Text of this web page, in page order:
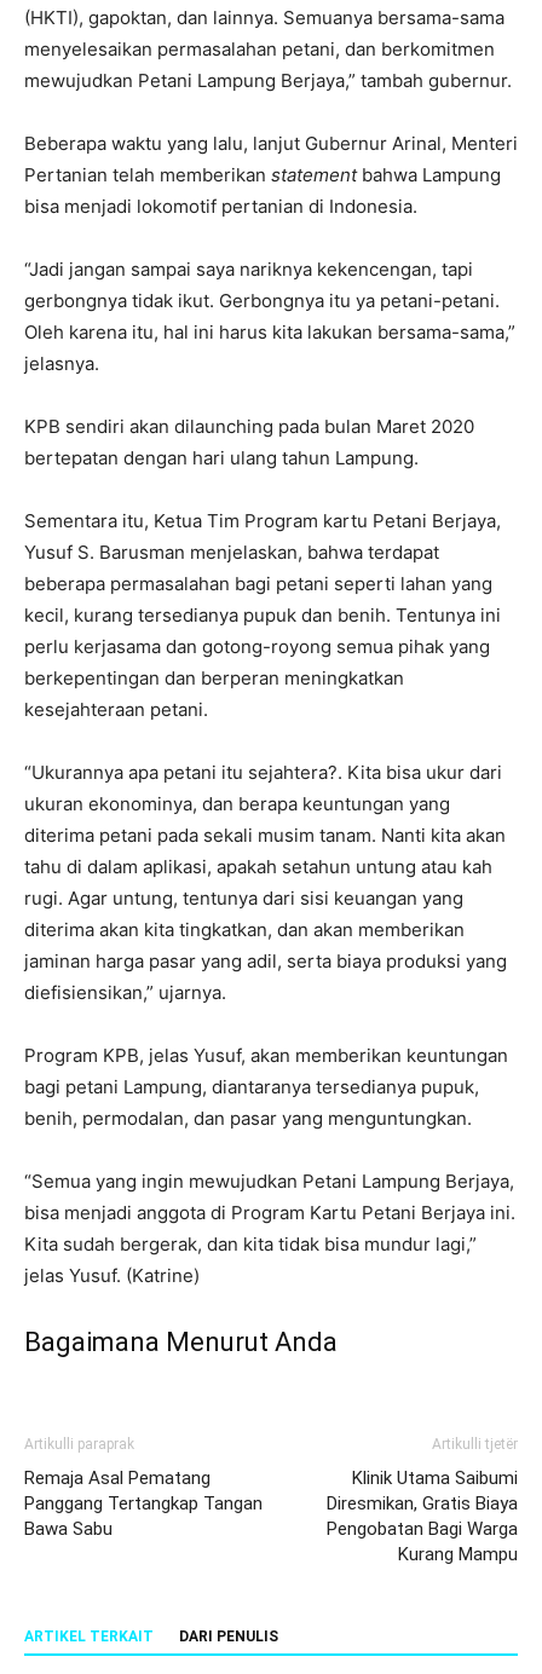
(HKTI), gapoktan, dan lainnya. Semuanya bersama-sama
menyelesaikan permasalahan petani, dan berkomitmen
mewujudkan Petani Lampung Berjaya,” tambah gubernur.
Beberapa waktu yang lalu, lanjut Gubernur Arinal, Menteri
Pertanian telah memberikan statementbahwa Lampung
bisa menjadi lokomotif pertanian di Indonesia.
“Jadi jangan sampai saya nariknya kekencengan, tapi
gerbongnya tidak ikut. Gerbongnya itu ya petani-petani.
Oleh karena itu, hal ini harus kita lakukan bersama-sama,”
jelasnya.
KPB sendiri akan dilaunching pada bulan Maret 2020
bertepatan dengan hari ulang tahun Lampung.
Sementara itu, Ketua Tim Program kartu Petani Berjaya,
Yusuf S. Barusman menjelaskan, bahwa terdapat
beberapa permasalahan bagi petani seperti lahan yang
kecil, kurang tersedianya pupuk dan benih. Tentunya ini
perlu kerjasama dan gotong-royong semua pihak yang
berkepentingan dan berperan meningkatkan
kesejahteraan petani.
“Ukurannya apa petani itu sejahtera?. Kita bisa ukur dari
ukuran ekonominya, dan berapa keuntungan yang
diterima petani pada sekali musim tanam. Nanti kita akan
tahu di dalam aplikasi, apakah setahun untung atau kah
rugi. Agar untung, tentunya dari sisi keuangan yang
diterima akan kita tingkatkan, dan akan memberikan
jaminan harga pasar yang adil, serta biaya produksi yang
diefisiensikan,” ujarnya.
Program KPB, jelas Yusuf, akan memberikan keuntungan
bagi petani Lampung, diantaranya tersedianya pupuk,
benih, permodalan, dan pasar yang menguntungkan.
“Semua yang ingin mewujudkan Petani Lampung Berjaya,
bisa menjadi anggota di Program Kartu Petani Berjaya ini.
Kita sudah bergerak, dan kita tidak bisa mundur lagi,”
jelas Yusuf. (Katrine)
Bagaimana Menurut Anda
Artikulli paraprak
Remaja Asal Pematang
Panggang Tertangkap Tangan
Bawa Sabu
Artikulli tjetër
Klinik Utama Saibumi
Diresmikan, Gratis Biaya
Pengobatan Bagi Warga
Kurang Mampu
ARTIKEL TERKAIT DARI PENULIS